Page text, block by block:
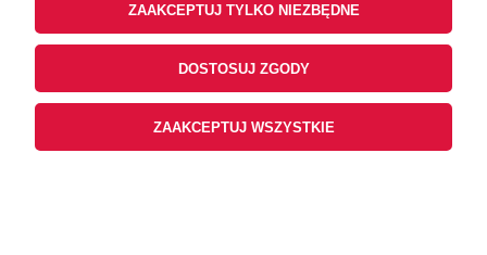
ZAAKCEPTUJ TYLKO NIEZBĘDNE
DOSTOSUJ ZGODY
ZAAKCEPTUJ WSZYSTKIE